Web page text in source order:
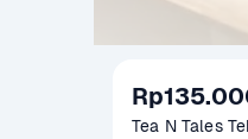
Tea N Tales